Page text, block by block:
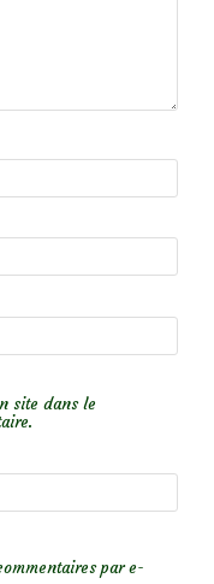
site dans le
par e-